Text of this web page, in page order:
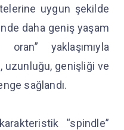
uygun şekilde
daha geniş yaşam
yaklaşımıyla
genişliği ve
sağlandı.
“spindle”